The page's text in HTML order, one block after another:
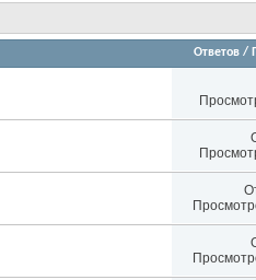
Ответов /